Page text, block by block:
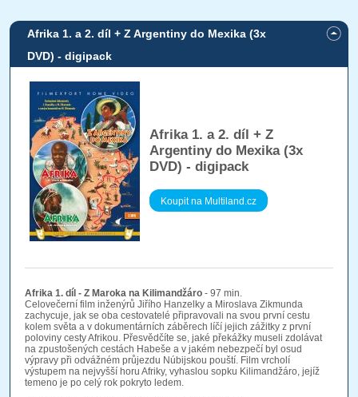
Afrika 1. a 2. díl + Z Argentiny do Mexika (3x
DVD) - digipack
Afrika 1. a 2. díl + Z
Argentiny do Mexika (3x
DVD) - digipack
Koupit na Multiland.cz
Afrika 1. díl - Z Maroka na Kilimandžáro - 97 min.
Celovečerní film inženýrů Jiřího Hanzelky a Miroslava Zikmunda
zachycuje, jak se oba cestovatelé připravovali na svou první cestu
kolem světa a v dokumentárních záběrech líčí jejich zážitky z první
poloviny cesty Afrikou. Přesvědčíte se, jaké překážky museli zdolávat
na zpustošených cestách Habeše a v jakém nebezpečí byl osud
výpravy při odvážném průjezdu Núbijskou pouští. Film vrcholí
výstupem na nejvyšší horu Afriky, vyhaslou sopku Kilimandžáro, jejíž
temeno je po celý rok pokryto ledem.